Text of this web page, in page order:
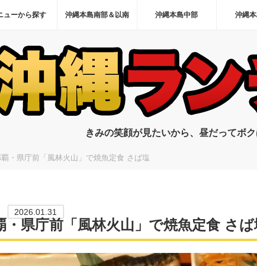
ューから探す 沖縄本島南部＆以南 沖縄本島中部 沖縄
きみの笑顔が見たいから、昼だってボ
覇・県庁前「風林火山」で焼魚定食 さば塩
2026.01.31
・県庁前「風林火山」で焼魚定食 さば